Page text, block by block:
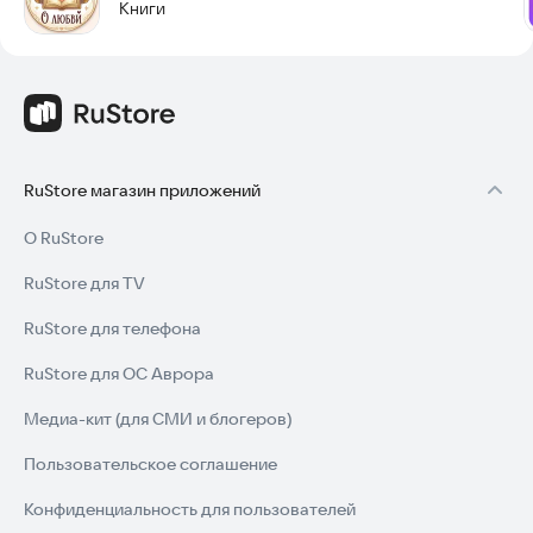
Книги
RuStore магазин приложений
О RuStore
RuStore для TV
RuStore для телефона
RuStore для ОС Аврора
Медиа-кит (для СМИ и блогеров)
Пользовательское соглашение
Конфиденциальность для пользователей